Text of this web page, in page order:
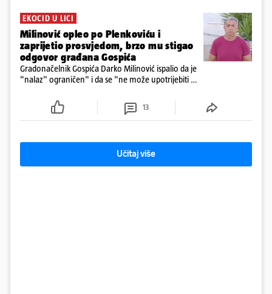
EKOCID U LICI
Milinović opleo po Plenkoviću i
zaprijetio prosvjedom, brzo mu stigao
odgovor građana Gospića
Gradonačelnik Gospića Darko Milinović ispalio da je
"nalaz" ograničen" i da se "ne može upotrijebiti za
ga je naručio Uskok i da je dio spisa
13
Učitaj više